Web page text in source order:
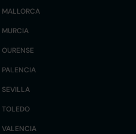
MALLORCA
MURCIA
OURENSE
PALENCIA
SEVILLA
TOLEDO
VALENCIA